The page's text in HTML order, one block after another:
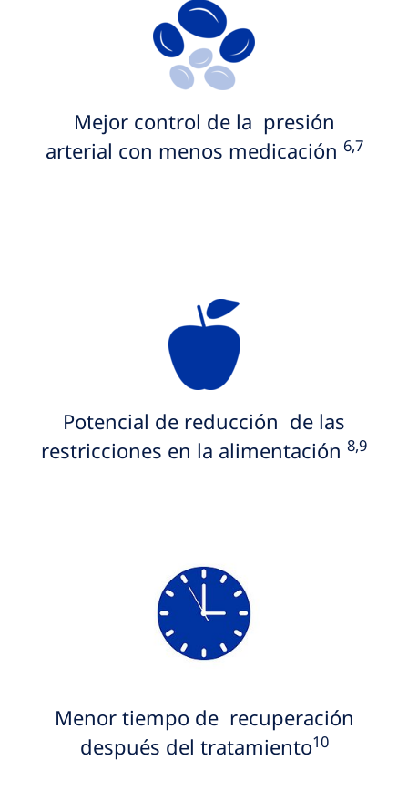
Mejor control de la presión
arterial con menos medicación 6,7
Potencial de reducción de las
restricciones en la alimentación 8,9
Menor tiempo de recuperación
después del tratamiento10